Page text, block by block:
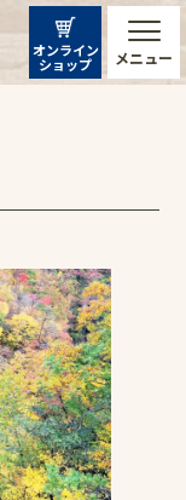
メニュー
オンライン
ショップ